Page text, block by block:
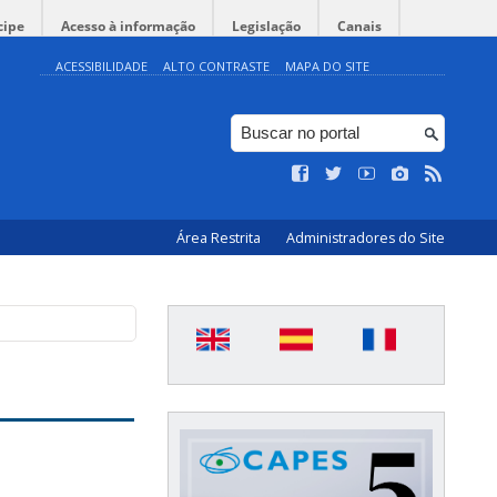
Acesso à informação Legislação Canais
ACESSIBILIDADE ALTO CONTRASTE MAPA DO SITE
Área Restrita Administradores do Site